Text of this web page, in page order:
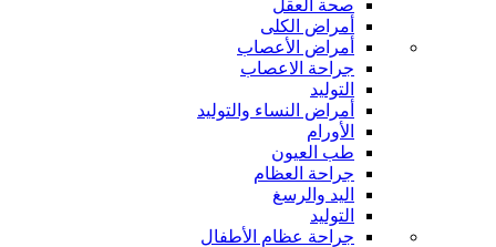
صحة العقل
أمراض الكلى
أمراض الأعصاب
جراحة الاعصاب
التوليد
أمراض النساء والتوليد
الأورام
طب العيون
جراحة العظام
اليد والرسغ
التوليد
جراحة عظام الأطفال